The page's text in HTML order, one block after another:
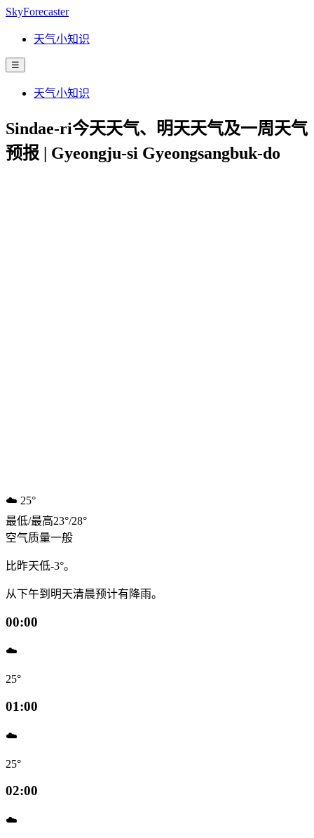
SkyForecaster
天气小知识
☰
天气小知识
Sindae-ri今天天气、明天天气及一周天气
预报 | Gyeongju-si Gyeongsangbuk-do
☁️ 25°
最低/最高23°/28°
空气质量一般
比昨天低-3°。
从下午到明天清晨预计有降雨。
00:00
☁️
25°
01:00
☁️
25°
02:00
☁️